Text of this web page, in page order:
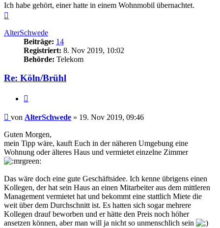
Ich habe gehört, einer hatte in einem Wohnmobil übernachtet.
AlterSchwede
Beiträge: 14
Registriert: 8. Nov 2019, 10:02
Behörde: Telekom
Re: Köln/Brühl
Beitrag
von AlterSchwede » 19. Nov 2019, 09:46
Guten Morgen,
mein Tipp wäre, kauft Euch in der näheren Umgebung eine
Wohnung oder älteres Haus und vermietet einzelne Zimmer
Das wäre doch eine gute Geschäftsidee. Ich kenne übrigens einen
Kollegen, der hat sein Haus an einen Mitarbeiter aus dem mittleren
Management vermietet hat und bekommt eine stattlich Miete die
weit über dem Durchschnitt ist. Es hatten sich sogar mehrere
Kollegen drauf beworben und er hätte den Preis noch höher
ansetzen können, aber man will ja nicht so unmenschlich sein